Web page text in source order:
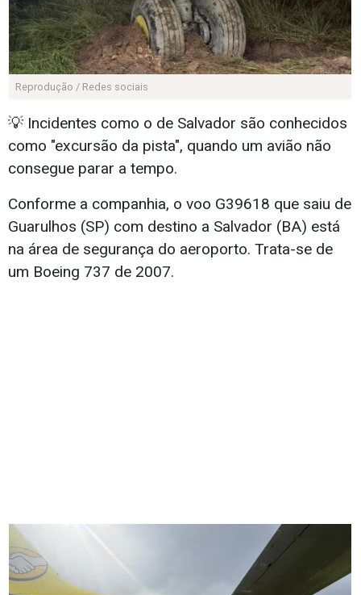
Reprodução / Redes sociais
💡 Incidentes como o de Salvador são conhecidos
como "excursão da pista", quando um avião não
consegue parar a tempo.
Conforme a companhia, o voo G39618 que saiu de
Guarulhos (SP) com destino a Salvador (BA) está
na área de segurança do aeroporto. Trata-se de
um Boeing 737 de 2007.